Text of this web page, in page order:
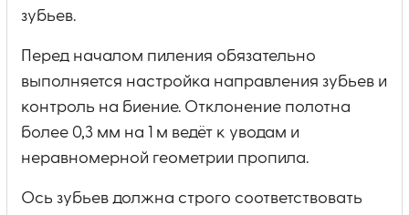
зубьев.
Перед началом пиления обязательно
выполняется настройка направления зубьев и
контроль на биение. Отклонение полотна
более 0,3 мм на 1 м ведёт к уводам и
неравномерной геометрии пропила.
Ось зубьев должна строго соответствовать